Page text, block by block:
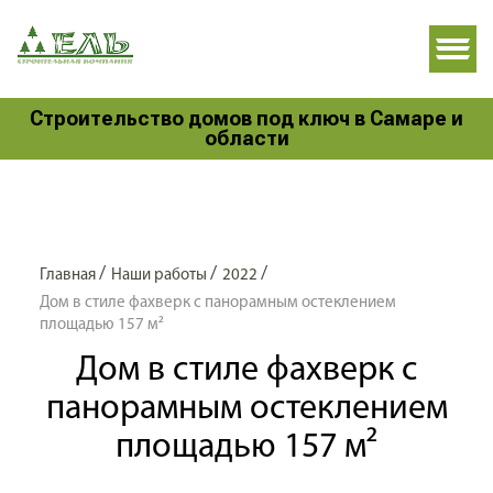
Строительство домов под ключ в Самаре и
области
Главная/ Наши работы/ 2022/
Дом в стиле фахверк с панорамным остеклением
площадью 157 м²
Дом в стиле фахверк с
панорамным остеклением
площадью 157 м²